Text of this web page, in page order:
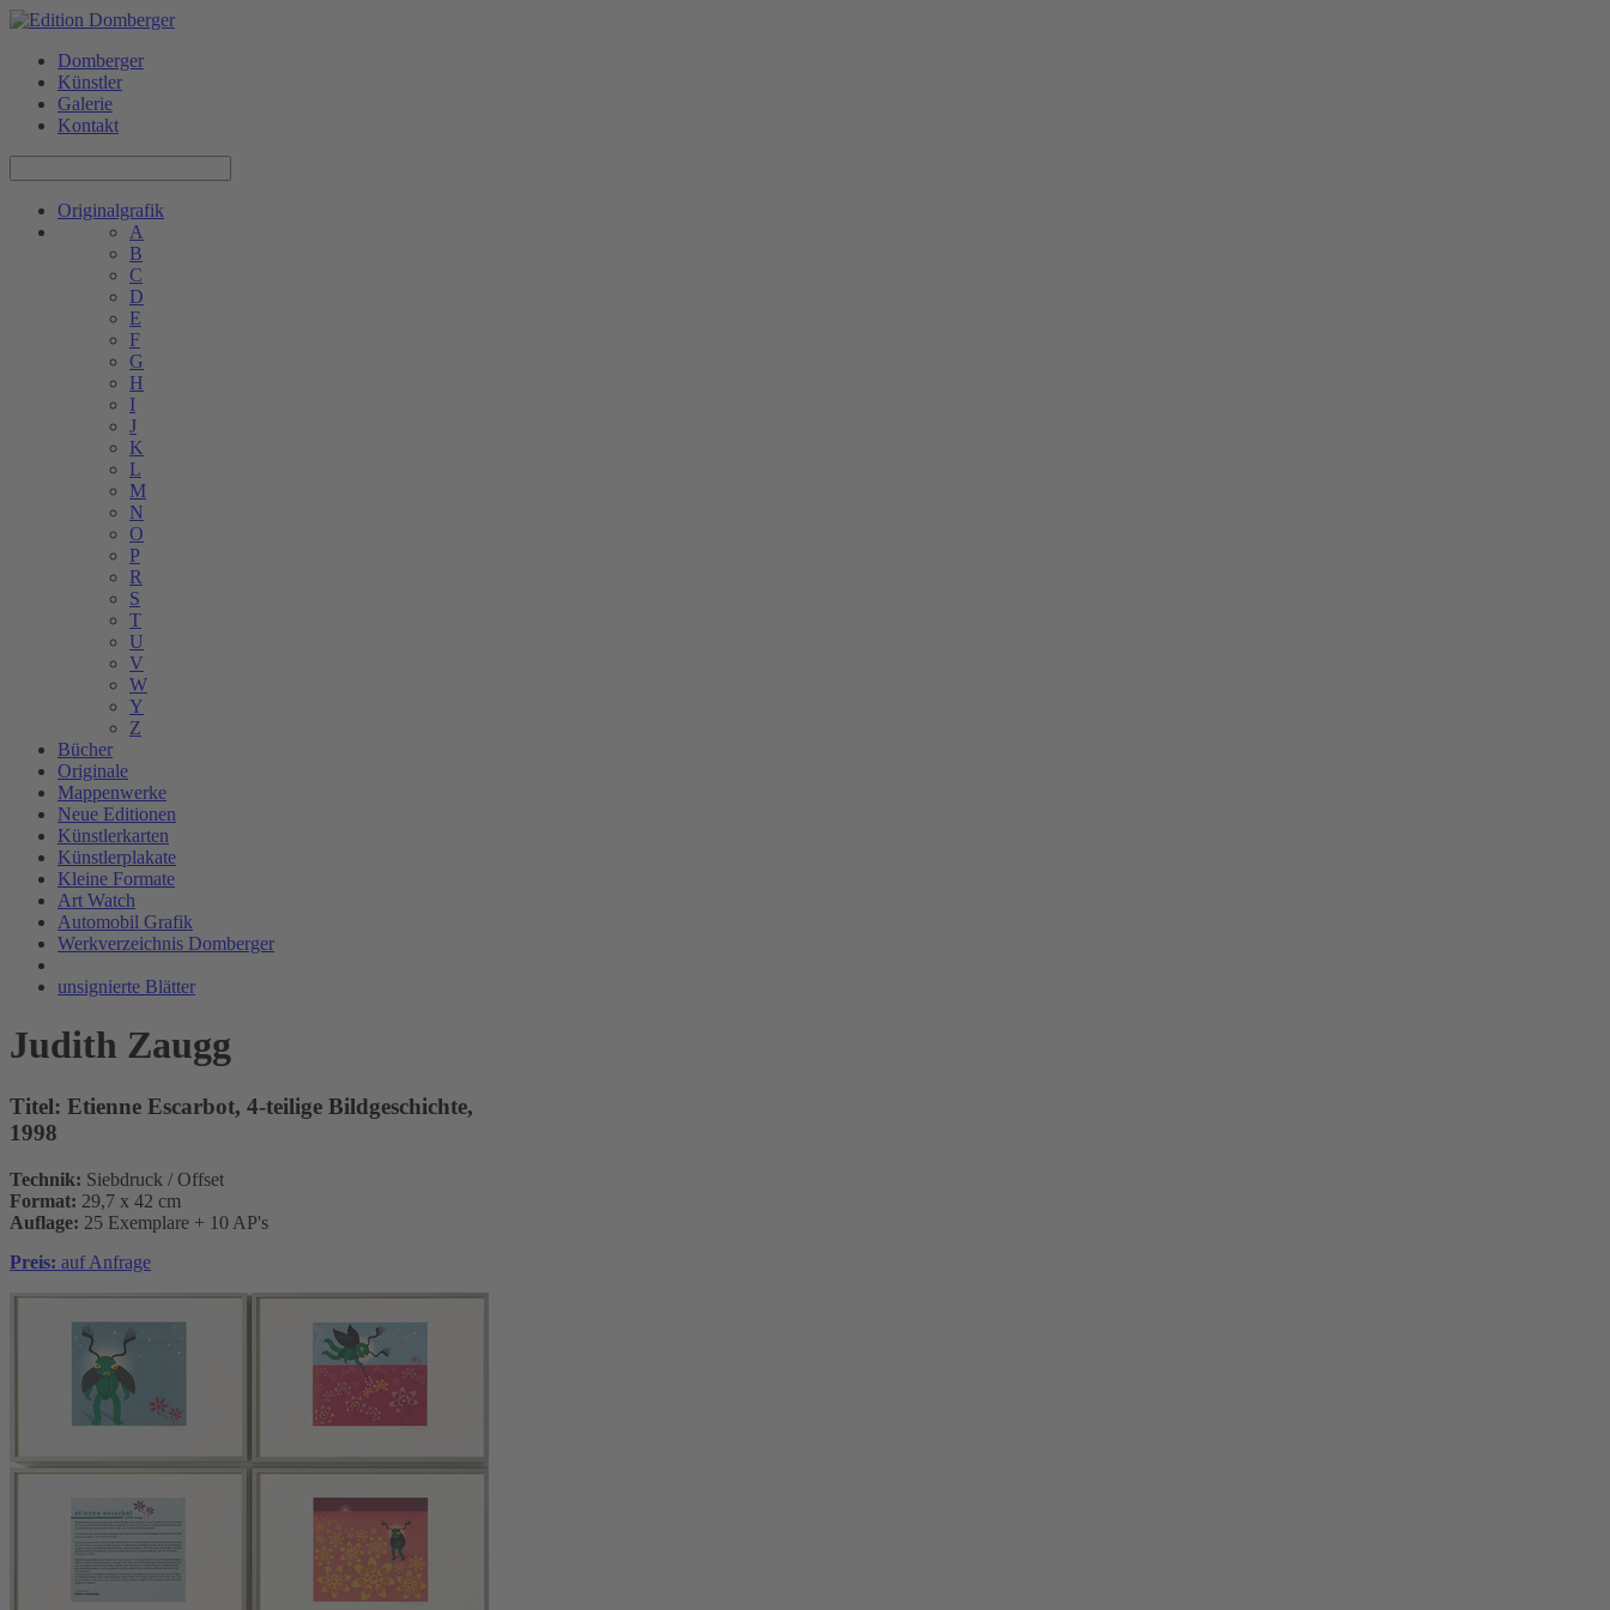
Domberger
Künstler
Galerie
Kontakt
Originalgrafik
A
B
C
D
E
F
G
H
I
J
K
L
M
N
O
P
R
S
T
U
V
W
Y
Z
Bücher
Originale
Mappenwerke
Neue Editionen
Künstlerkarten
Künstlerplakate
Kleine Formate
Art Watch
Automobil Grafik
Werkverzeichnis Domberger
unsignierte Blätter
Judith Zaugg
Titel: Etienne Escarbot, 4-teilige Bildgeschichte,
1998
Technik: Siebdruck / Offset
Format: 29,7 x 42 cm
Auflage: 25 Exemplare + 10 AP's
Preis: auf Anfrage